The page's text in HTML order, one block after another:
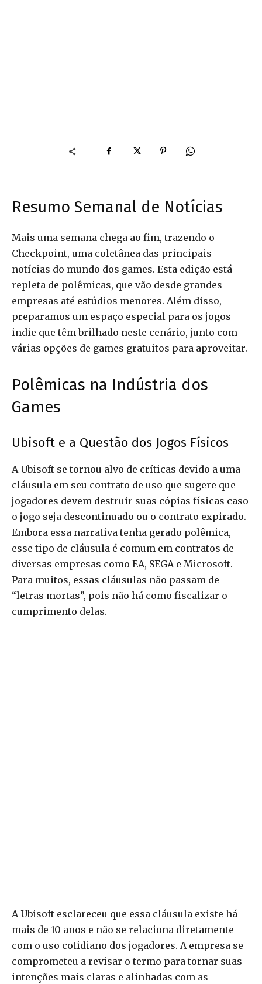
Resumo Semanal de Notícias
Mais uma semana chega ao fim, trazendo o
Checkpoint, uma coletânea das principais
notícias do mundo dos games. Esta edição está
repleta de polêmicas, que vão desde grandes
empresas até estúdios menores. Além disso,
preparamos um espaço especial para os jogos
indie que têm brilhado neste cenário, junto com
várias opções de games gratuitos para aproveitar.
Polêmicas na Indústria dos
Games
Ubisoft e a Questão dos Jogos Físicos
A Ubisoft se tornou alvo de críticas devido a uma
cláusula em seu contrato de uso que sugere que
jogadores devem destruir suas cópias físicas caso
o jogo seja descontinuado ou o contrato expirado.
Embora essa narrativa tenha gerado polêmica,
esse tipo de cláusula é comum em contratos de
diversas empresas como EA, SEGA e Microsoft.
Para muitos, essas cláusulas não passam de
“letras mortas”, pois não há como fiscalizar o
cumprimento delas.
A Ubisoft esclareceu que essa cláusula existe há
mais de 10 anos e não se relaciona diretamente
com o uso cotidiano dos jogadores. A empresa se
comprometeu a revisar o termo para tornar suas
intenções mais claras e alinhadas com as